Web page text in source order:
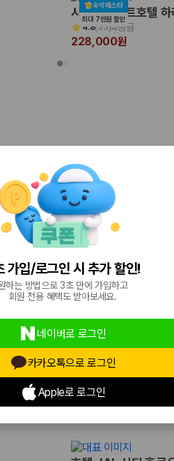
숙박페스타
최대 7만원 할인
시타딘커넥트호텔 하
4.8( 33)4성급
228,000원
호텔브릿지 서귀포
4.3
총 128,160원
가입/로그인 시 추가 할인!
하는 방법으로 3초 만에 가입하고
회원 전용 혜택도 받아보세요.
네이버로 로그인
카카오톡으로 로그인
Apple로 로그인